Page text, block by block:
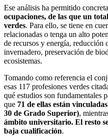
Ese análisis ha permitido
ocupaciones, de las que un
verdes. Para ello, se tiene en
relacionadas o tenga un alto
de recursos y energía, reducción
invernadero, preservación de
ecosistemas.
Tomando como referencia el
esas 117 profesiones verdes
qué estudios son fundamentales
que 71 de ellas están
30 de Grado Superior),
ámbito universitario. El resto
baja cualificación.